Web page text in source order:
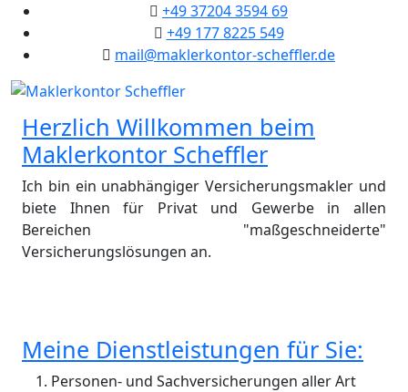
+49 37204 3594 69
+49 177 8225 549
mail@maklerkontor-scheffler.de
Herzlich Willkommen beim
Maklerkontor Scheffler
Ich bin ein unabhängiger Versicherungsmakler und
biete Ihnen für Privat und Gewerbe in allen
Bereichen "maßgeschneiderte"
Versicherungslösungen an.
Meine Dienstleistungen für Sie:
Personen- und Sachversicherungen aller Art